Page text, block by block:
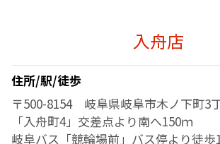
入舟店
住所/駅/徒歩
〒500-8154 岐阜県岐阜市木ノ下町3
「入舟町4」交差点より南へ150ｍ
岐阜バス「競輪場前」バス停より徒歩